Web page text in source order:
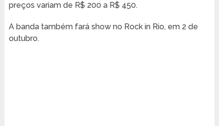
preços variam de R$ 200 a R$ 450.
A banda também fará show no Rock in Rio, em 2 de
outubro.